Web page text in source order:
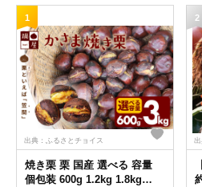
1
出典：ふるさとチョイス
焼き栗 栗 国産 選べる 容量
個包装 600g 1.2kg 1.8kg
2